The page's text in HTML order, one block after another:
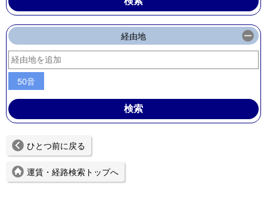
経由地
50音
ひとつ前に戻る
運賃・経路検索トップへ